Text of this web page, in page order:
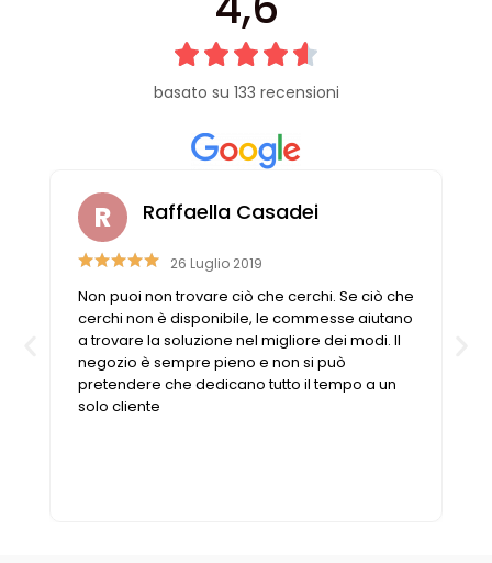
basato su 133 recensioni
Raffaella Casadei
26 Luglio 2019
Non puoi non trovare ciò che cerchi. Se ciò che
cerchi non è disponibile, le commesse aiutano
a trovare la soluzione nel migliore dei modi. Il
negozio è sempre pieno e non si può
pretendere che dedicano tutto il tempo a un
solo cliente